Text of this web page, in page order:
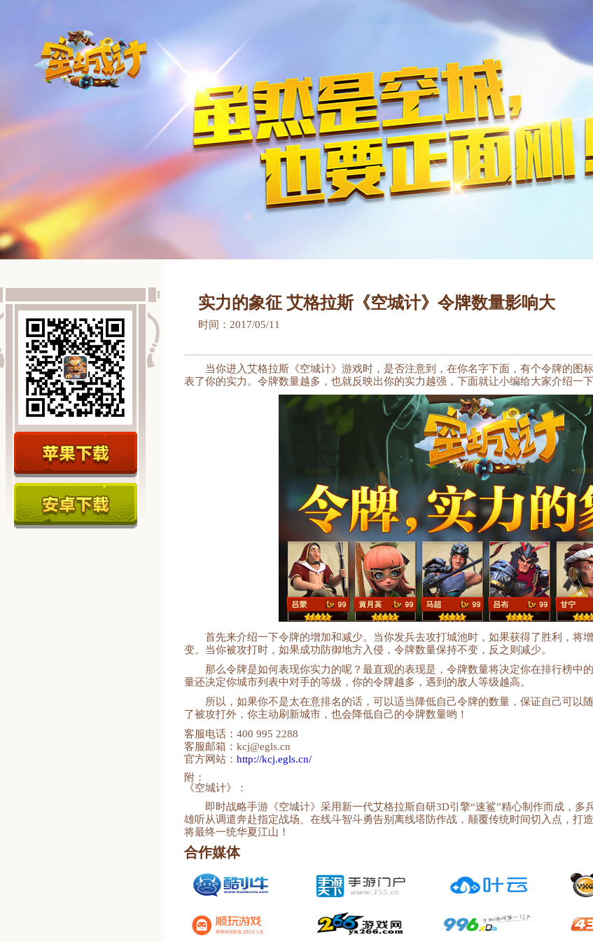
实力的象征 艾格拉斯《空城计》令牌数量影响大
时间：2017/05/11
当你进入艾格拉斯《空城计》游戏时，是否注意到，在你名字下面，有个令牌的图
表了你的实力。令牌数量越多，也就反映出你的实力越强，下面就让小编给大家介绍一
首先来介绍一下令牌的增加和减少。当你发兵去攻打城池时，如果获得了胜利，将
变。当你被攻打时，如果成功防御地方入侵，令牌数量保持不变，反之则减少。
那么令牌是如何表现你实力的呢？最直观的表现是，令牌数量将决定你在排行榜中
量还决定你城市列表中对手的等级，你的令牌越多，遇到的敌人等级越高。
所以，如果你不是太在意排名的话，可以适当降低自己令牌的数量，保证自己可以
了被攻打外，你主动刷新城市，也会降低自己的令牌数量哟！
客服电话：400 995 2288
客服邮箱：kcj@egls.cn
官方网站： http://kcj.egls.cn/
附：
《空城计》：
即时战略手游《空城计》采用新一代艾格拉斯自研3D引擎“速鲨”精心制作而成，多
雄听从调遣奔赴指定战场、在线斗智斗勇告别离线塔防作战，颠覆传统时间切入点，打
将最终一统华夏江山！
合作媒体